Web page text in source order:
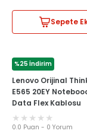
Sepete
%25 İndirim
LENOVO
Lenovo Orijinal
E565 20EY
Data Flex Kablosu
0.0 Puan - 0 Yorum